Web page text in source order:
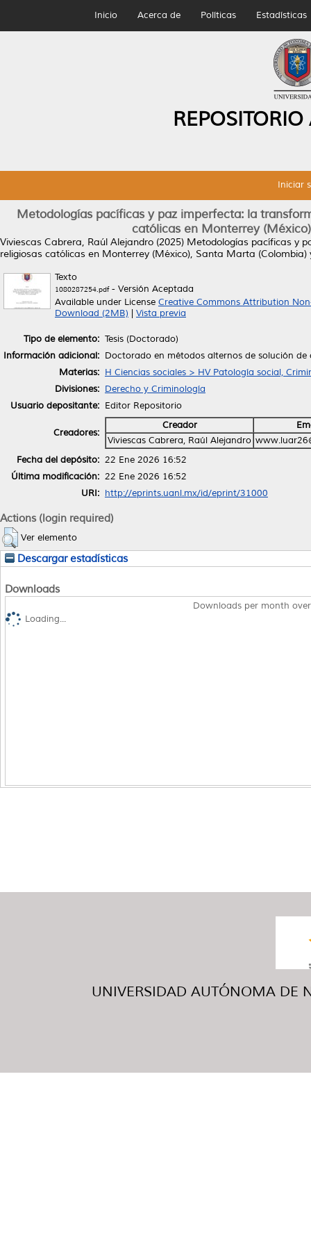
Inicio Acerca de Políticas Estadísticas
Iniciar
Metodologías pacíficas y paz imperfecta: la
católicas en Monterrey
Viviescas Cabrera, Raúl Alejandro (2025) Metodologías pacíficas y
religiosas católicas en Monterrey (México), Santa Marta (Colombia)
Texto
1080287254.pdf- Versión Aceptada
Available under License Creative Commons Attribution
Download (2MB)
Vista previa
Tipo de elemento: Tesis (Doctorado)
Información adicional: Doctorado en métodos alternos de solución de
Materias: H Ciencias sociales > HV Patología social,
Divisiones: Derecho y Criminología
Usuario depositante: Editor Repositorio
Creadores:
Creador
Viviescas Cabrera, Raúl Alejandro
Fecha del depósito: 22 Ene 2026 16:52
Última modificación: 22 Ene 2026 16:52
URI: http://eprints.uanl.mx/id/eprint/31000
Actions (login required)
Ver elemento
Descargar estadísticas
Downloads
Downloads per month
Loading...
UNIVERSIDAD AUTÓNOMA DE